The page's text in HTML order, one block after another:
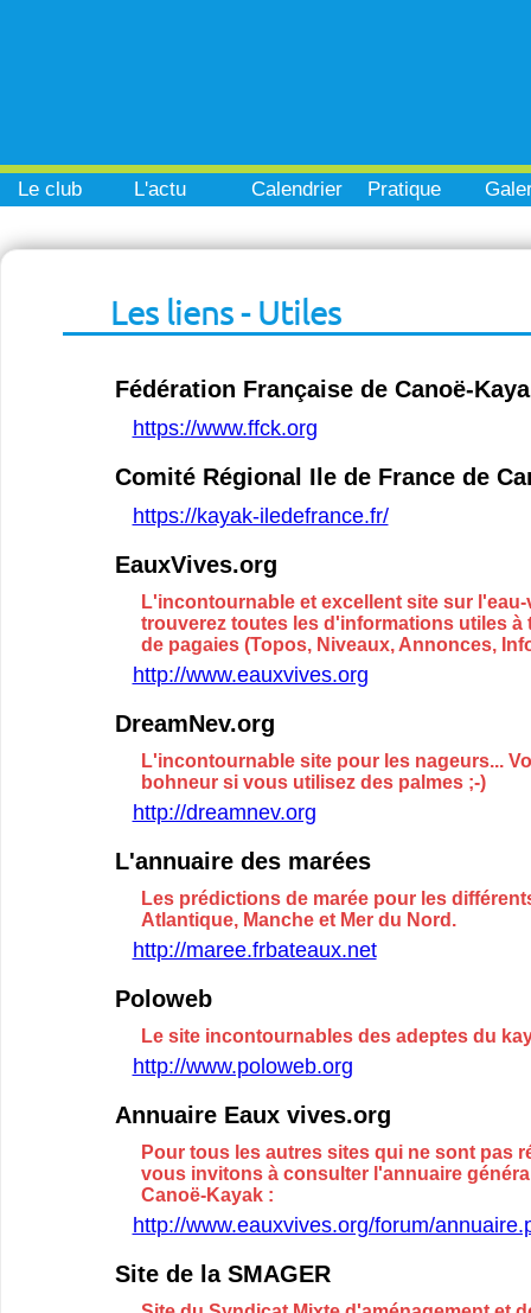
Le club L'actu Calendrier Pratique
Les liens - Utiles
Fédération Française de Canoë-
https://www.ffck.org
Comité Régional Ile de France de
https://kayak-iledefrance.fr/
EauxVives.org
L'incontournable et excellent site sur
trouverez toutes les d'informations utiles à
de pagaies (Topos, Niveaux, Annonces,
http://www.eauxvives.org
DreamNev.org
L'incontournable site pour les nageurs...
bohneur si vous utilisez des palmes ;-)
http://dreamnev.org
L'annuaire des marées
Les prédictions de marée pour les
Atlantique, Manche et Mer du Nord.
http://maree.frbateaux.net
Poloweb
Le site incontournables des adeptes du
http://www.poloweb.org
Annuaire Eaux vives.org
Pour tous les autres sites qui ne sont pas
vous invitons à consulter l'annuaire
Canoë-Kayak :
http://www.eauxvives.org/forum/
Site de la SMAGER